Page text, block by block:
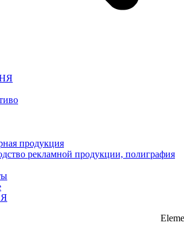
продукция
рекламной продукции, полиграфия